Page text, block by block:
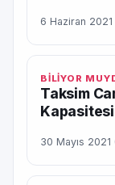
6 Haziran
BİLİYOR
Taksim
30 Mayıs 2021